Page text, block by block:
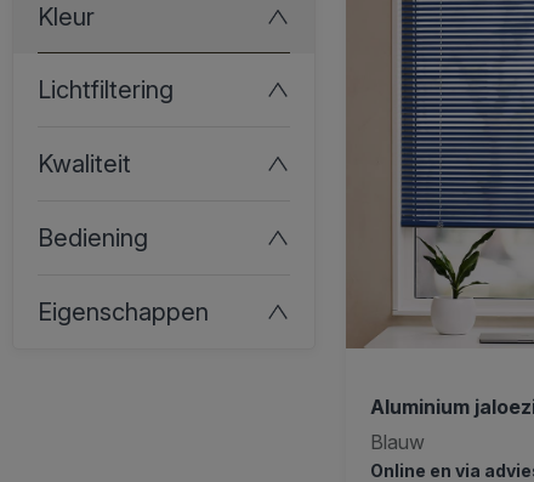
Kleur
Lichtfiltering
Kwaliteit
Bediening
Eigenschappen
Aluminium
Blauw
Online en via